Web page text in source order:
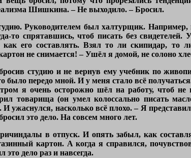
Шишкина. – Не выходило. – Бросил.
Руководителем был халтурщик.
то спрятавшись, чтоб писать без
как его составлять. Взял то ли скипидар,
не снимается! – Ушёл я домой, не солоно
студию и не вернув ему учебник по
было передо мной. И у меня стало всё
я очень осторожно шёл на работу, чтоб
товарища (он умел колоссально писать
ужаснулся, насколько всё плохо. – Я
это дело. На совсем много лет.
в отпуск. И опять забыл, как
картон. А когда я справился,
это дело раз и навсегда.